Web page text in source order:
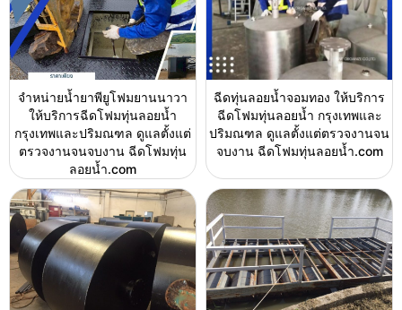
จำหน่ายน้ำยาพียูโฟมยานนาวา
ให้บริการฉีดโฟมทุ่นลอยน้ำ
กรุงเทพและปริมณฑล ดูแลตั้งแต่
ตรวจงานจนจบงาน ฉีดโฟมทุ่น
ลอยน้ำ.com
ฉีดทุ่นลอยน้ำจอมทอง ให้บริการ
ฉีดโฟมทุ่นลอยน้ำ กรุงเทพและ
ปริมณฑล ดูแลตั้งแต่ตรวจงานจน
จบงาน ฉีดโฟมทุ่นลอยน้ำ.com